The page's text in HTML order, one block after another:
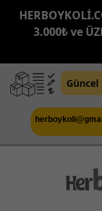
3.000₺ ve
Güncel